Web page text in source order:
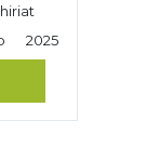
2025